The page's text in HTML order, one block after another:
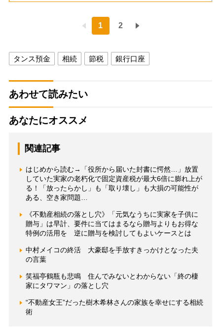
1 2
タンス預金 相続 節税 銀行口座
あわせて読みたい
あなたにオススメ
関連記事
はじめから読む→「役所から届いた封書に愕然…」放置
していた実家の老朽化で固定資産税が最大6倍に膨れ上が
る！「放ったらかし」も「取り壊し」も大損の可能性が
ある、空き家問題…
《不動産相続の落とし穴》「元気なうちに実家を子供に
贈与」は早計、要件に当てはまるなら贈与よりもお得な
特例の活用を 逆に贈与を検討してもよいケースとは
中村メイコの終活 大豪邸を手放すきっかけとなった夫
の言葉
笑福亭鶴瓶も悲鳴 住んでみないとわからない「終の棲
家にタワマン」の落とし穴
“不動産女王”だった樹木希林さんの家族を幸せにする相続
術